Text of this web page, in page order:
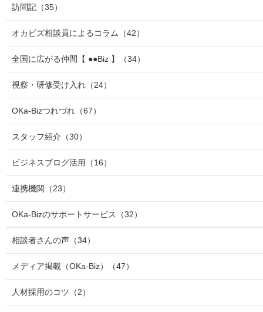
訪問記 （35）
オカビズ相談員によるコラム （42）
全国に広がる仲間【 ●●Biz 】 （34）
視察・研修受け入れ （24）
OKa-Bizつれづれ （67）
スタッフ紹介 （30）
ビジネスブログ活用 （16）
連携機関 （23）
OKa-Bizのサポートサービス （32）
相談者さんの声 （34）
メディア掲載（OKa-Biz） （47）
人材採用のコツ （2）